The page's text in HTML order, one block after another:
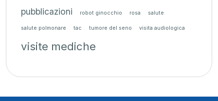
pubblicazioni robot ginocchio rosa salute
salute polmonare tac tumore del seno visita audiologica
visite mediche